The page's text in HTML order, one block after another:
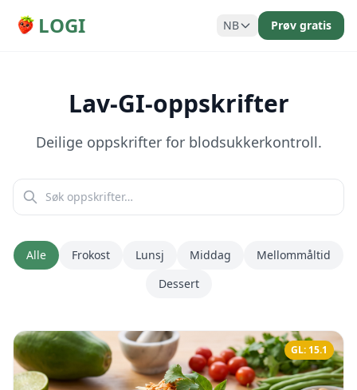
LOGI NB Prøv gratis
Lav-GI-oppskrifter
Deilige oppskrifter for blodsukkerkontroll.
Alle Frokost Lunsj Middag
Mellommåltid
Dessert
GL: 15.1